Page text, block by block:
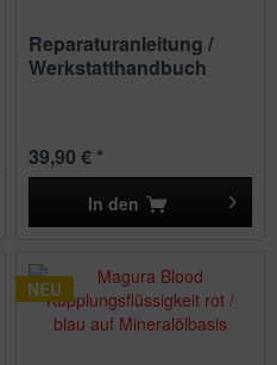
Reparaturanleitung /
Werkstatthandbuch
39,90 € *
In den
NEU